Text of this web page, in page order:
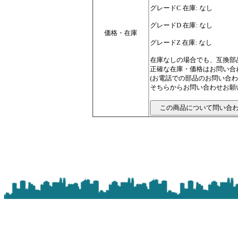
価格・在庫
グレードC 在庫: なし
グレードD 在庫: なし
グレードZ 在庫: なし
在庫なしの場合でも、互換部
正確な在庫・価格はお問い合
(お電話での部品のお問い合
そちらからお問い合わせお願